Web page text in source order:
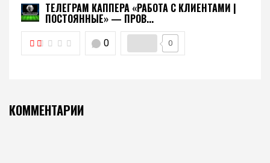
ТЕЛЕГРАМ КАППЕРА «РАБОТА С КЛИЕНТАМИ |
ПОСТОЯННЫЕ» — ПРОВ...
0 0
КОММЕНТАРИИ